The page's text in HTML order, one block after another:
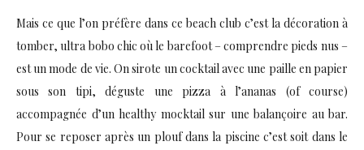
Mais ce que l’on préfère dans ce beach club c’est la décoration à
tomber, ultra bobo chic où le barefoot – comprendre pieds nus –
est un mode de vie. On sirote un cocktail avec une paille en papier
sous son tipi, déguste une pizza à l’ananas (of course)
accompagnée d’un healthy mocktail sur une balançoire au bar.
Pour se reposer après un plouf dans la piscine c’est soit dans le